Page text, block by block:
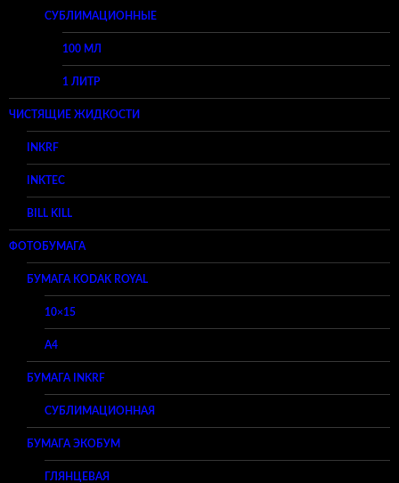
СУБЛИМАЦИОННЫЕ
100 МЛ
1 ЛИТР
ЧИСТЯЩИЕ ЖИДКОСТИ
INKRF
INKTEC
BILL KILL
ФОТОБУМАГА
БУМАГА KODAK ROYAL
10×15
A4
БУМАГА INKRF
СУБЛИМАЦИОННАЯ
БУМАГА ЭКОБУМ
ГЛЯНЦЕВАЯ